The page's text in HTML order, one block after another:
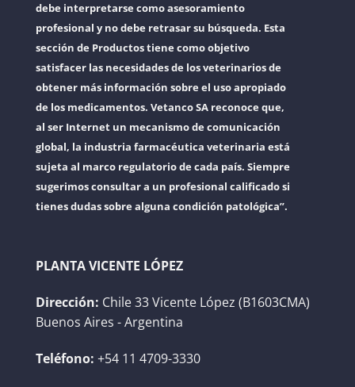
debe interpretarse como asesoramiento
profesional y no debe retrasar su búsqueda. Esta
sección de Productos tiene como objetivo
satisfacer las necesidades de los veterinarios de
obtener más información sobre el uso apropiado
de los medicamentos. Vetanco SA reconoce que,
al ser Internet un mecanismo de comunicación
global, la industria farmacéutica veterinaria está
sujeta al marco regulatorio de cada país. Siempre
sugerimos consultar a un profesional calificado si
tienes dudas sobre alguna condición patológica”.
PLANTA VICENTE LÓPEZ
Dirección: Chile 33 Vicente López (B1603CMA)
Buenos Aires - Argentina
Teléfono: +54 11 4709-3330